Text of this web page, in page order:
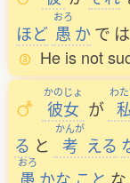
ほど
おろ
愚 か で は
He is not
かのじょ
彼女 が
わ
る と
かんが
考 える
おろ